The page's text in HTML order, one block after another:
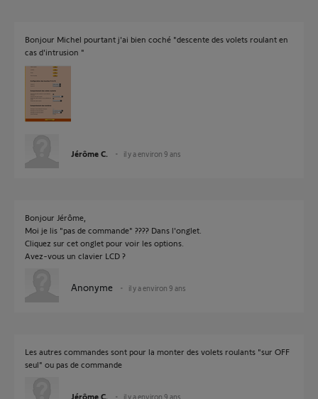
Bonjour Michel pourtant j'ai bien coché "descente des volets roulant en
cas d'intrusion "
Jérôme C. il y a environ 9 ans
Bonjour Jérôme,
Moi je lis "pas de commande" ???? Dans l'onglet.
Cliquez sur cet onglet pour voir les options.
Avez-vous un clavier LCD ?
Anonyme il y a environ 9 ans
Les autres commandes sont pour la monter des volets roulants "sur OFF
seul" ou pas de commande
Jérôme C. il y a environ 9 ans